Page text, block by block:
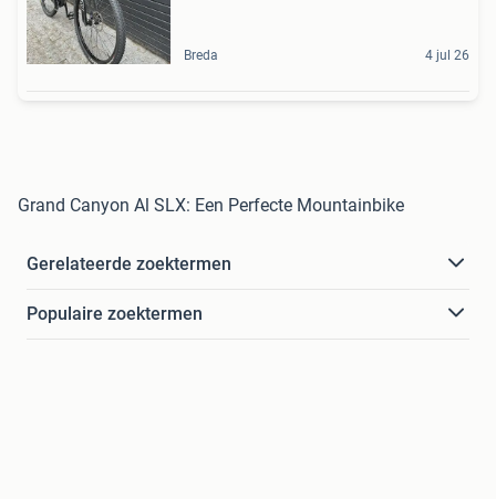
Breda 4 jul 26
Grand Canyon Al SLX: Een Perfecte Mountainbike
Gerelateerde zoektermen
Populaire zoektermen